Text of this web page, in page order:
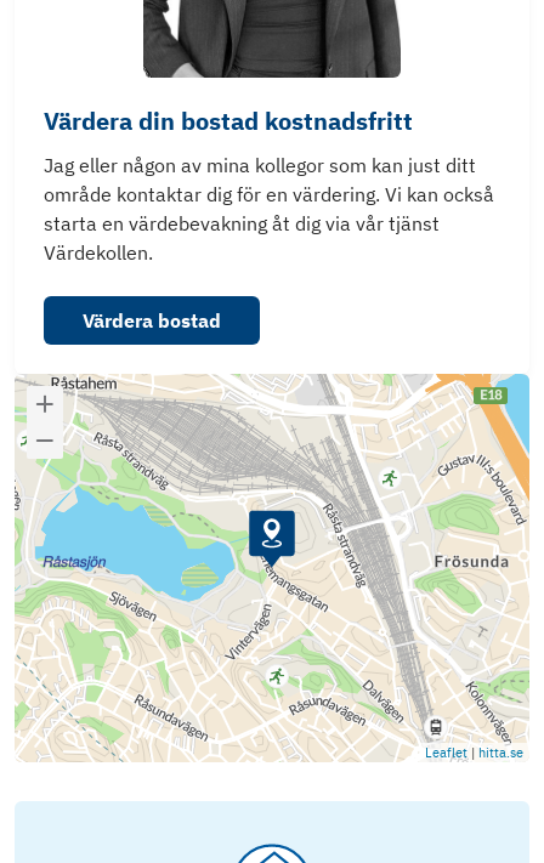
Värdera din bostad kostnadsfritt
Jag eller någon av mina kollegor som kan just ditt
område kontaktar dig för en värdering. Vi kan också
starta en värdebevakning åt dig via vår tjänst
Värdekollen.
Värdera bostad
Leaflet | hitta.se